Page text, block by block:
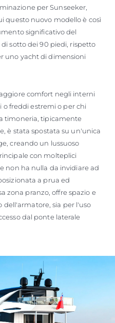
per Sunseeker,
questo nuovo modello è così
significativo del
sotto dei 90 piedi, rispetto
uno yacht di dimensioni
comfort negli interni
freddi estremi o per chi
timoneria, tipicamente
è stata spostata su un'unica
creando un lussuoso
con molteplici
non ha nulla da invidiare ad
a prua ed
zona pranzo, offre spazio e
dell'armatore, sia per l'uso
dal ponte laterale